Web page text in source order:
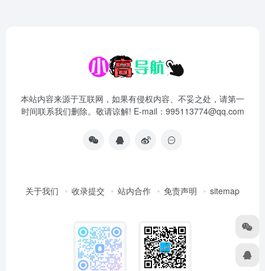
本站内容来源于互联网，如果有侵权内容、不妥之处，请第一
时间联系我们删除。敬请谅解! E-mail：995113774@qq.com
关于我们 收录提交 站内合作 免责声明 sitemap